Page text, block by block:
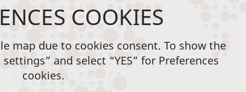
COOKIES
map due to cookies consent. To show the
and select “YES” for Preferences
cookies.